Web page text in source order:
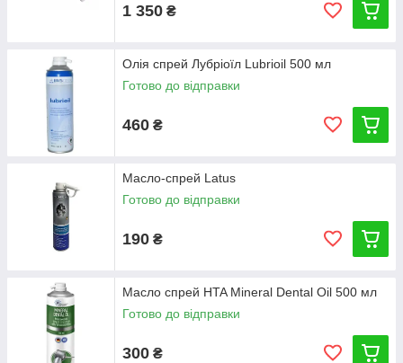
1 350 ₴
Олія спрей Лубріоїл Lubrioil 500 мл
Готово до відправки
460 ₴
Масло-спрей Latus
Готово до відправки
190 ₴
Масло спрей HTA Mineral Dental Oil 500 мл
Готово до відправки
300 ₴